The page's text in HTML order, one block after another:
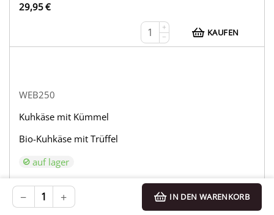
+
− IN DEN WARENKORB
29,95€
+
−
KAUFEN
WEB250
Kuhkäse mit Kümmel
Bio-Kuhkäse mit Trüffel
auf lager
33,95€
+
KAUFEN